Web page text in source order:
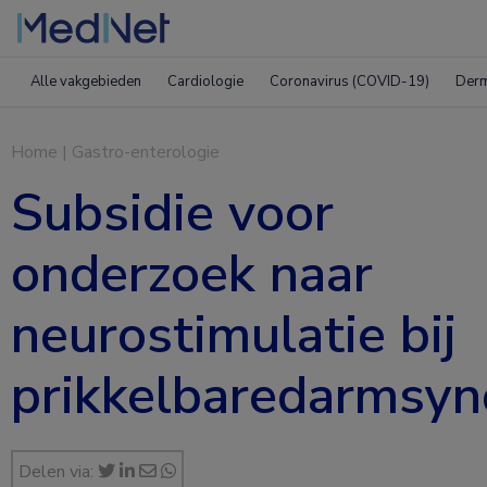
Alle vakgebieden Cardiologie Coronavirus (COVID-19)
Home | Gastro-enterologie
Subsidie voor
onderzoek naar
neurostimulatie bij
Delen via: